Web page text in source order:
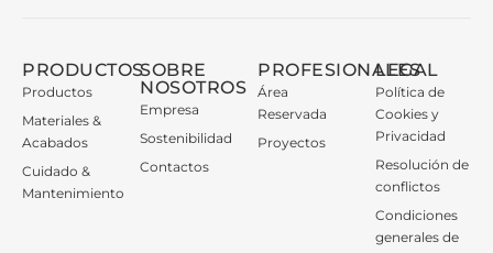
PRODUCTOS
Productos
Materiales &
Acabados
Cuidado &
Mantenimiento
SOBRE
NOSOTROS
Empresa
Sostenibilidad
Contactos
PROFESIONALES
Área
Reservada
Proyectos
LEGAL
Política de
Cookies y
Privacidad
Resolución de
conflictos
Condiciones
generales de